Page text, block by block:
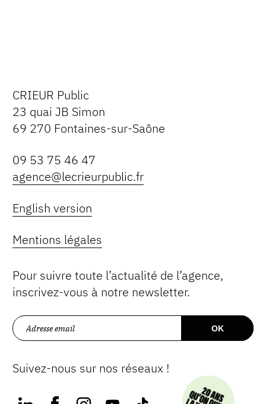
CRIEUR Public
23 quai JB Simon
69 270 Fontaines-sur-Saône
09 53 75 46 47
agence@lecrieurpublic.fr
English version
Mentions légales
Pour suivre toute l’actualité de l’agence,
inscrivez-vous à notre newsletter.
Suivez-nous sur nos réseaux !